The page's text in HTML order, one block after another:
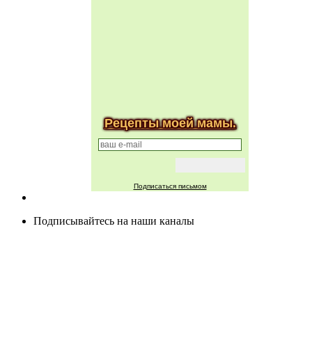
Рецепты моей мамы.
Подписаться письмом
Подписывайтесь на наши каналы